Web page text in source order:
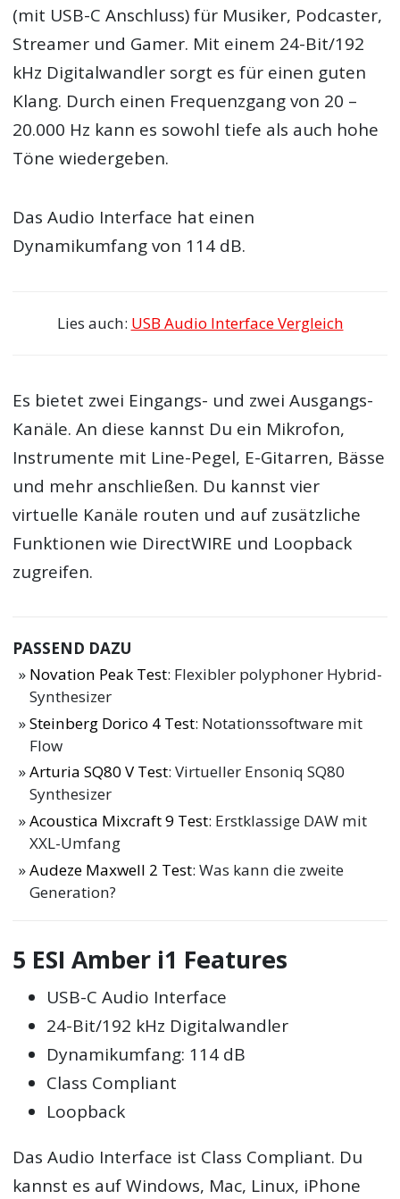
(mit USB-C Anschluss) für Musiker, Podcaster,
Streamer und Gamer. Mit einem 24-Bit/192
kHz Digitalwandler sorgt es für einen guten
Klang. Durch einen Frequenzgang von 20 –
20.000 Hz kann es sowohl tiefe als auch hohe
Töne wiedergeben.
Das Audio Interface hat einen
Dynamikumfang von 114 dB.
Lies auch: USB Audio Interface Vergleich
Es bietet zwei Eingangs- und zwei Ausgangs-
Kanäle. An diese kannst Du ein Mikrofon,
Instrumente mit Line-Pegel, E-Gitarren, Bässe
und mehr anschließen. Du kannst vier
virtuelle Kanäle routen und auf zusätzliche
Funktionen wie DirectWIRE und Loopback
zugreifen.
PASSEND DAZU
Novation Peak Test: Flexibler polyphoner Hybrid-
Synthesizer
Steinberg Dorico 4 Test: Notationssoftware mit
Flow
Arturia SQ80 V Test: Virtueller Ensoniq SQ80
Synthesizer
Acoustica Mixcraft 9 Test: Erstklassige DAW mit
XXL-Umfang
Audeze Maxwell 2 Test: Was kann die zweite
Generation?
5 ESI Amber i1 Features
USB-C Audio Interface
24-Bit/192 kHz Digitalwandler
Dynamikumfang: 114 dB
Class Compliant
Loopback
Das Audio Interface ist Class Compliant. Du
kannst es auf Windows, Mac, Linux, iPhone